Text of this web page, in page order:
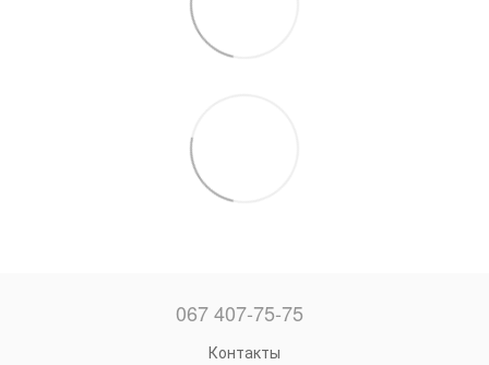
067 407-75-75
Контакты